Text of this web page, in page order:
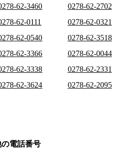
62-3460
0278-62-2702
62-0111
0278-62-0321
62-0540
0278-62-3518
62-3366
0278-62-0044
62-3338
0278-62-2331
62-3624
0278-62-2095
電話番号